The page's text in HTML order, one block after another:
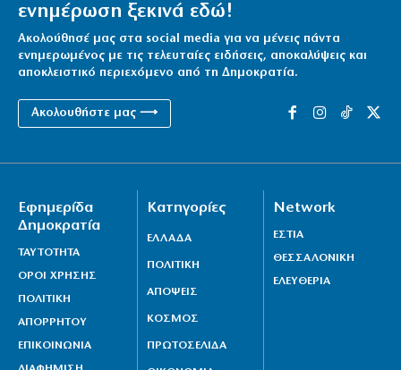
ενημέρωση ξεκινά εδώ!
Ακολούθησέ μας στα social media για να μένεις πάντα
ενημερωμένος με τις τελευταίες ειδήσεις, αποκαλύψεις και
αποκλειστικό περιεχόμενο από τη Δημοκρατία.
Ακολουθήστε μας ⟶
Εφημερίδα
Δημοκρατία
ΤΑΥΤΟΤΗΤΑ
ΟΡΟΙ ΧΡΗΣΗΣ
ΠΟΛΙΤΙΚΗ
ΑΠΟΡΡΗΤΟΥ
ΕΠΙΚΟΙΝΩΝΙΑ
Κατηγορίες
ΕΛΛΑΔΑ
ΠΟΛΙΤΙΚΗ
ΑΠΟΨΕΙΣ
ΚΟΣΜΟΣ
ΠΡΩΤΟΣΕΛΙΔΑ
Network
ΕΣΤΙΑ
ΘΕΣΣΑΛΟΝΙΚΗ
ΕΛΕΥΘΕΡΙΑ